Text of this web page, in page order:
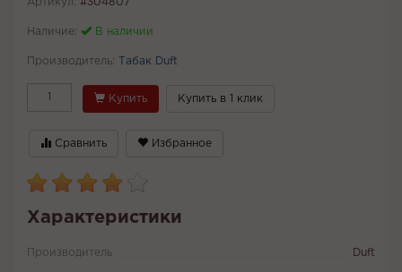
Артикул: #304807
Наличие: В наличии
Производитель: Табак Duft
Купить Купить в 1 клик
Сравнить Избранное
Характеристики
Производитель Duft